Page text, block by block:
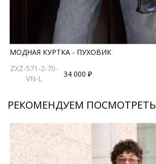
МОДНАЯ КУРТКА - ПУХОВИК
ZXZ-571-2-70-
VN-L
34 000 ₽
РЕКОМЕНДУЕМ ПОСМОТРЕТЬ